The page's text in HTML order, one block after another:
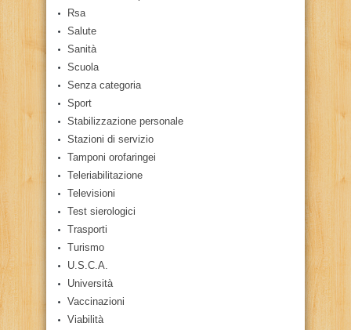
Rsa
Salute
Sanità
Scuola
Senza categoria
Sport
Stabilizzazione personale
Stazioni di servizio
Tamponi orofaringei
Teleriabilitazione
Televisioni
Test sierologici
Trasporti
Turismo
U.S.C.A.
Università
Vaccinazioni
Viabilità